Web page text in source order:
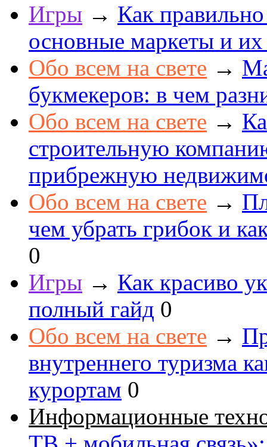
Игры → Как
основные маркеты и
Обо всем на свете →
букмекеров: в чем
Обо всем на свете →
строительную
прибрежную
Обо всем на свете →
чем убрать грибок и
0
Игры → Как красиво
полный гайд 0
Обо всем на свете →
внутреннего туризма
курортам 0
Информационные